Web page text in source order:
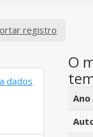
registro
O
dados